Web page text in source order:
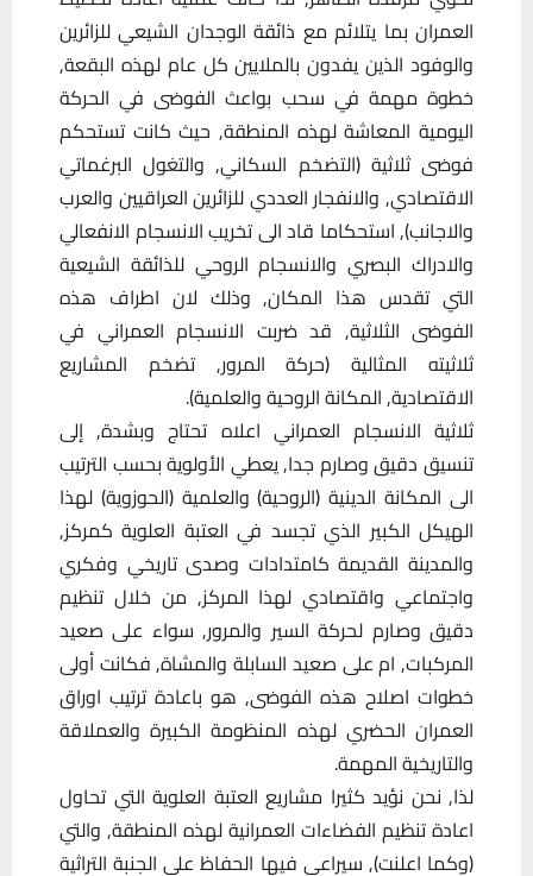
العمران بما يتلائم مع ذائقة الوجدان الشيعي للزائرين
والوفود الذين يفدون بالملايين كل عام لهذه البقعة,
خطوة مهمة في سحب بواعث الفوضى في الحركة
اليومية المعاشة لهذه المنطقة, حيث كانت تستحكم
فوضى ثلاثية (التضخم السكاني, والتغول البرغماتي
الاقتصادي, والانفجار العددي للزائرين العراقيين والعرب
والاجانب), استحكاما قاد الى تخريب الانسجام الانفعالي
والادراك البصري والانسجام الروحي للذائقة الشيعية
التي تقدس هذا المكان, وذلك لان اطراف هذه
الفوضى الثلاثية, قد ضربت الانسجام العمراني في
ثلاثيته المثالية (حركة المرور, تضخم المشاريع
الاقتصادية, المكانة الروحية والعلمية).
ثلاثية الانسجام العمراني اعلاه تحتاج وبشدة, إلى
تنسيق دقيق وصارم جدا, يعطي الأولوية بحسب الترتيب
الى المكانة الدينية (الروحية) والعلمية (الحوزوية) لهذا
الهيكل الكبير الذي تجسد في العتبة العلوية كمركز,
والمدينة القديمة كامتدادات وصدى تاريخي وفكري
واجتماعي واقتصادي لهذا المركز, من خلال تنظيم
دقيق وصارم لحركة السير والمرور, سواء على صعيد
المركبات, ام على صعيد السابلة والمشاة, فكانت أولى
خطوات اصلاح هذه الفوضى, هو باعادة ترتيب اوراق
العمران الحضري لهذه المنظومة الكبيرة والعملاقة
والتاريخية المهمة.
لذا, نحن نؤيد كثيرا مشاريع العتبة العلوية التي تحاول
اعادة تنظيم الفضاءات العمرانية لهذه المنطقة, والتي
(وكما اعلنت), سيراعى فيها الحفاظ على الجنبة التراثية